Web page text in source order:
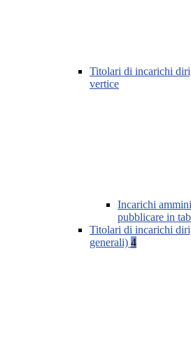
Titolari di incarichi
vertice
Incarichi
pubblicare in
Titolari di incarichi
generali) 4